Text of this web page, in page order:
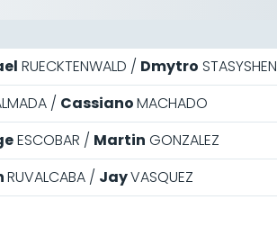
RUECKTENWALD Dmytro STASYSHEN
CassianoMACHADO
ESCOBAR Martin GONZALEZ
RUVALCABA JayVASQUEZ